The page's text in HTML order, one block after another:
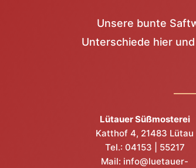
Unsere bunte
Unterschiede hier
Lütauer Süßmosterei
Katthof 4, 21483 Lütau
Tel.: 04153 | 55217
Mail: info@luetauer-